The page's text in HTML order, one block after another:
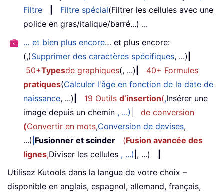
Filtre
Filtre spécial(Filtrer les cellules avec une
police en gras/italique/barré...) ...
… et bien plus encore… et plus encore:
(,)Supprimer des caractères spécifiques, ...)
50+Typesde graphiques(, ...)
40+ Formules
pratiques(Calculer l'âge en fonction de la date de
naissance, ...) 19 Outils d’insertion(,Insérer une
image depuis un chemin , ...)
de conversion
(Convertir en mots,Conversion de devises,
...) Fusionner et scinder (Fusion avancée des
lignes,Diviser les cellules , ...) |, ...)
Utilisez Kutools dans la langue de votre choix –
disponible en anglais, espagnol, allemand, français,